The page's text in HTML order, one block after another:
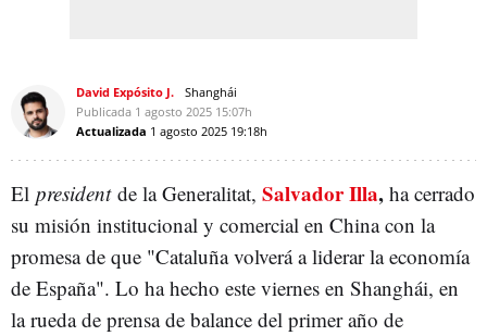
David Expósito J.
Shanghái
Publicada 1 agosto 2025 15:07h
Actualizada 1 agosto 2025 19:18h
El president de la Generalitat, Salvador Illa, ha cerrado
su misión institucional y comercial en China con la
promesa de que "Cataluña volverá a liderar la economía
de España". Lo ha hecho este viernes en Shanghái, en
la rueda de prensa de balance del primer año de